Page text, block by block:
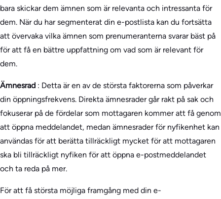
bara skickar dem ämnen som är relevanta och intressanta för
dem. När du har segmenterat din e-postlista kan du fortsätta
att övervaka vilka ämnen som prenumeranterna svarar bäst på
för att få en bättre uppfattning om vad som är relevant för
dem.
Ämnesrad : Detta är en av de största faktorerna som påverkar
din öppningsfrekvens. Direkta ämnesrader går rakt på sak och
fokuserar på de fördelar som mottagaren kommer att få genom
att öppna meddelandet, medan ämnesrader för nyfikenhet kan
användas för att berätta tillräckligt mycket för att mottagaren
ska bli tillräckligt nyfiken för att öppna e-postmeddelandet
och ta reda på mer.
För att få största möjliga framgång med din e-